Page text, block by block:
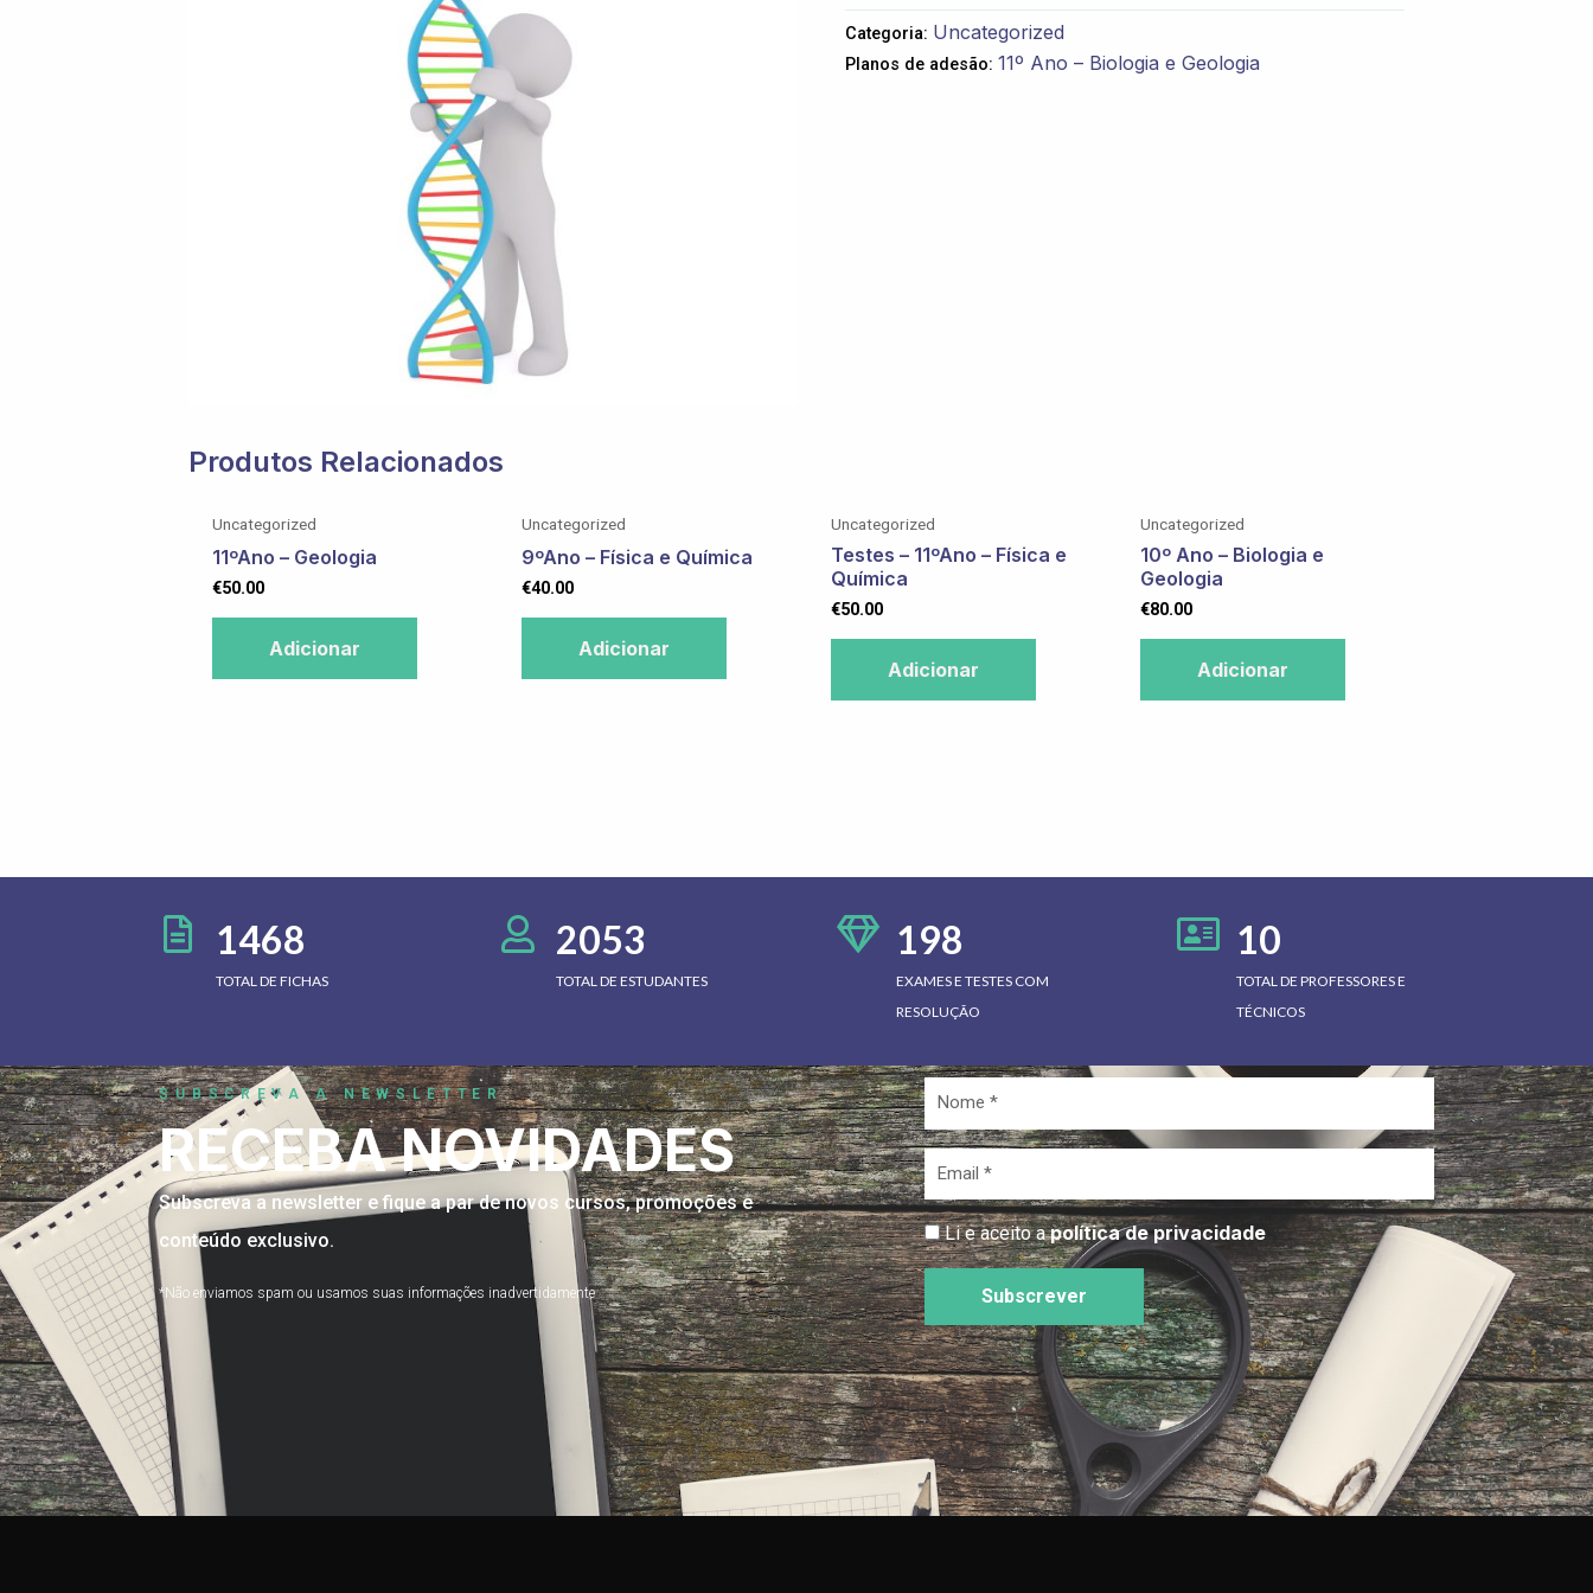
Geologia
Categoria: Uncategorized
Planos de adesão:11º Ano – Biologia e Geologia
Produtos Relacionados
Uncategorized
11ºAno – Geologia
€50.00
Adicionar
Uncategorized
9ºAno – Física e Química
€40.00
Adicionar
Uncategorized
Testes – 11ºAno – Física e
Química
€50.00
Adicionar
Uncategorized
10º Ano – Biologia e
Geologia
€80.00
Adicionar
1468
TOTAL DE FICHAS
2053
TOTAL DE ESTUDANTES
198
EXAMES E TESTES COM
RESOLUÇÃO
10
TOTAL DE PROFESSORES E
TÉCNICOS
SUBSCREVA A NEWSLETTER
RECEBA NOVIDADES
Subscreva a newsletter e fique a par de novos cursos, promoções e
conteúdo exclusivo.
*Não enviamos spam ou usamos suas informações inadvertidamente
Nome
*
Email
*
Li e aceito apolítica de privacidade
Subscrever